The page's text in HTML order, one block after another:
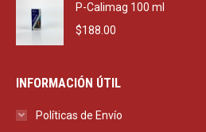
P-Calimag 100 ml
$188.00
INFORMACIÓN ÚTIL
Políticas de Envío